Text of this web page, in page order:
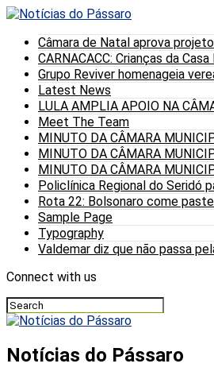
Câmara de Natal aprova
CARNACACC: Crianças da
Grupo Reviver homenageia
Latest News
LULA AMPLIA APOIO NA
Meet The Team
MINUTO DA CÂMARA
MINUTO DA CÂMARA
MINUTO DA CÂMARA
Policlínica Regional do Seridó
Rota 22: Bolsonaro come
Sample Page
Typography
Valdemar diz que não passa
Connect with us
Notícias do Pássaro